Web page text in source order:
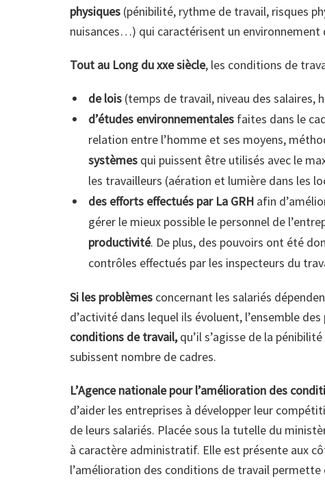
physiques (pénibilité, rythme de travail, risques
nuisances…) qui caractérisent un environnement
Tout au Long du xxe siècle, les conditions de
de lois(temps de travail, niveau des salaires,
d’études environnementalesfaites dans le
relation entre l’homme et ses moyens,
systèmesqui puissent être utilisés avec le
les travailleurs (aération et lumière dans les
des efforts effectués par La GRHafin
gérer le mieux possible le personnel de
productivité. De plus, des pouvoirs ont été
contrôles effectués par les inspecteurs du
Si les problèmes concernant les salariés
d’activité dans lequel ils évoluent, l’ensemble
conditions de travail,qu’il s’agisse de la
subissent nombre de cadres.
L’Agence nationale pour l’amélioration des
d’aider les entreprises à développer leur
de leurs salariés. Placée sous la tutelle du
à caractère administratif. Elle est présente aux
l’amélioration des conditions de travail permette